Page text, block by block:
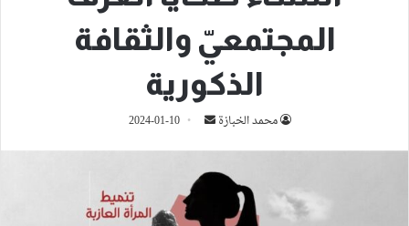
المجتمعيّ والثقافة
الذكورية
محمد الخبازة
أرسل 2024-01-10